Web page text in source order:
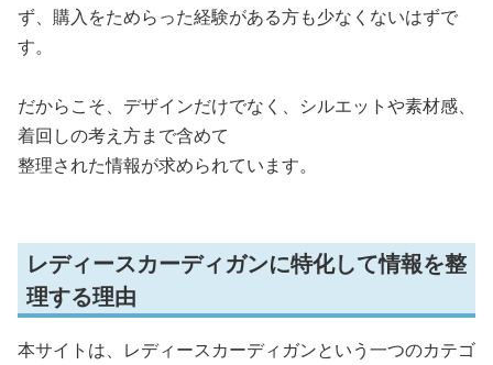
ず、購入をためらった経験がある方も少なくないはずで
す。
だからこそ、デザインだけでなく、シルエットや素材感、
着回しの考え方まで含めて
整理された情報が求められています。
レディースカーディガンに特化して情報を整
理する理由
本サイトは、レディースカーディガンという一つのカテゴ